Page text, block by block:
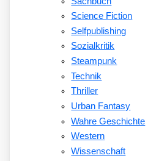
Science Fiction
Selfpublishing
Sozialkritik
Steampunk
Technik
Thriller
Urban Fantasy
Wahre Geschichte
Western
Wissenschaft